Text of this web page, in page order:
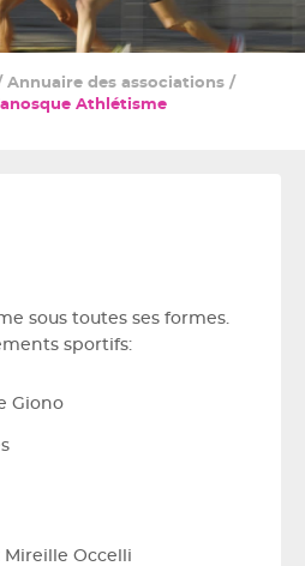
Annuaire des associations /
Athlétisme
sous toutes ses formes.
sportifs:
Giono
Mireille Occelli